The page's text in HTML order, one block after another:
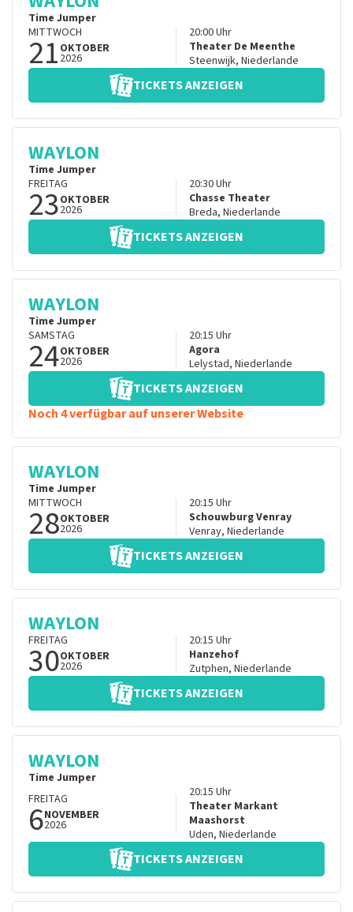
Time Jumper
MITTWOCH
21 OKTOBER
2026
20:00Uhr
Theater De Meenthe
Steenwijk, Niederlande
TICKETS ANZEIGEN
WAYLON
Time Jumper
FREITAG
23OKTOBER
2026
20:30Uhr
Chasse Theater
Breda, Niederlande
TICKETS ANZEIGEN
WAYLON
Time Jumper
SAMSTAG
24OKTOBER
2026
20:15 Uhr
Agora
Lelystad, Niederlande
TICKETS ANZEIGEN
Noch 4 verfügbar auf unserer Website
WAYLON
Time Jumper
MITTWOCH
28OKTOBER
2026
20:15 Uhr
Schouwburg Venray
Venray, Niederlande
TICKETS ANZEIGEN
WAYLON
FREITAG
30OKTOBER
2026
20:15 Uhr
Hanzehof
Zutphen, Niederlande
TICKETS ANZEIGEN
WAYLON
Time Jumper
FREITAG
6NOVEMBER
2026
20:15 Uhr
Theater Markant
Maashorst
Uden, Niederlande
TICKETS ANZEIGEN